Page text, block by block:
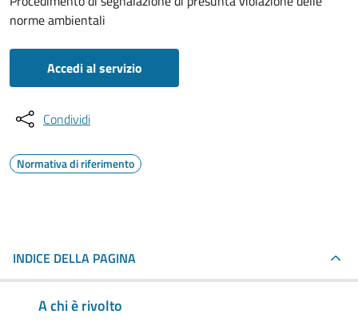
norme ambientali
Accedi al servizio
Condividi
Normativa di riferimento
INDICE DELLA PAGINA
A chi è rivolto